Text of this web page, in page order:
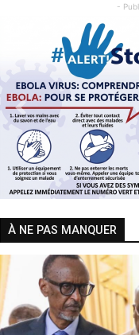
-
Previous
À NE PAS MANQUER